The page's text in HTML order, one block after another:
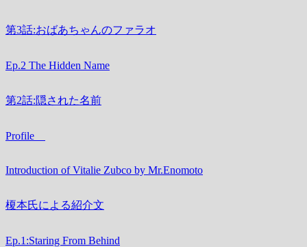
第3話:おばあちゃんのファラオ
Ep.2 The Hidden Name
第2話:隠された名前
Profile
Introduction of Vitalie Zubco by Mr.Enomoto
榎本氏による紹介文
Ep.1:Staring From Behind